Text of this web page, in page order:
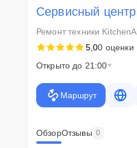
ремонта
Наша компания ценит время
оперативного решения любых
клиент сможет забрать свой
Внимание! Устройство
согласования вариантов
изменена в процессе или после
Сервисный
Ремонт техники
5,00 оценки
Открыто до 21:00
Маршрут
ОбзорОтзывы 0